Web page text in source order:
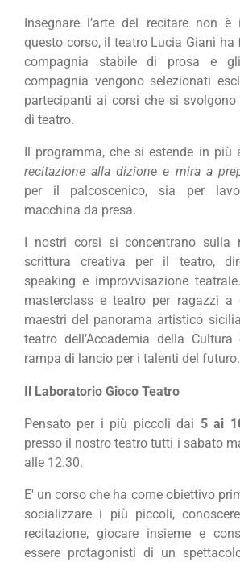
Insegnare l’arte del recitare non
questo corso, il teatro Lucia Gianì
compagnia stabile di prosa e
compagnia vengono selezionati
partecipanti ai corsi che si
di teatro.
Il programma, che si estende in più
recitazione alla dizione e mira a
per il palcoscenico, sia per
macchina da presa.
I nostri corsi si concentrano sulla
scrittura creativa per il teatro,
speaking e improvvisazione
masterclass e teatro per ragazzi a
maestri del panorama artistico
teatro dell’Accademia della
rampa di lancio per i talenti del futuro.
Il Laboratorio Gioco Teatro
Pensato per i più piccoli dai 5 ai
presso il nostro teatro tutti i sabato
alle 12.30.
E' un corso che ha come obiettivo
socializzare i più piccoli,
recitazione, giocare insieme e
essere protagonisti di un